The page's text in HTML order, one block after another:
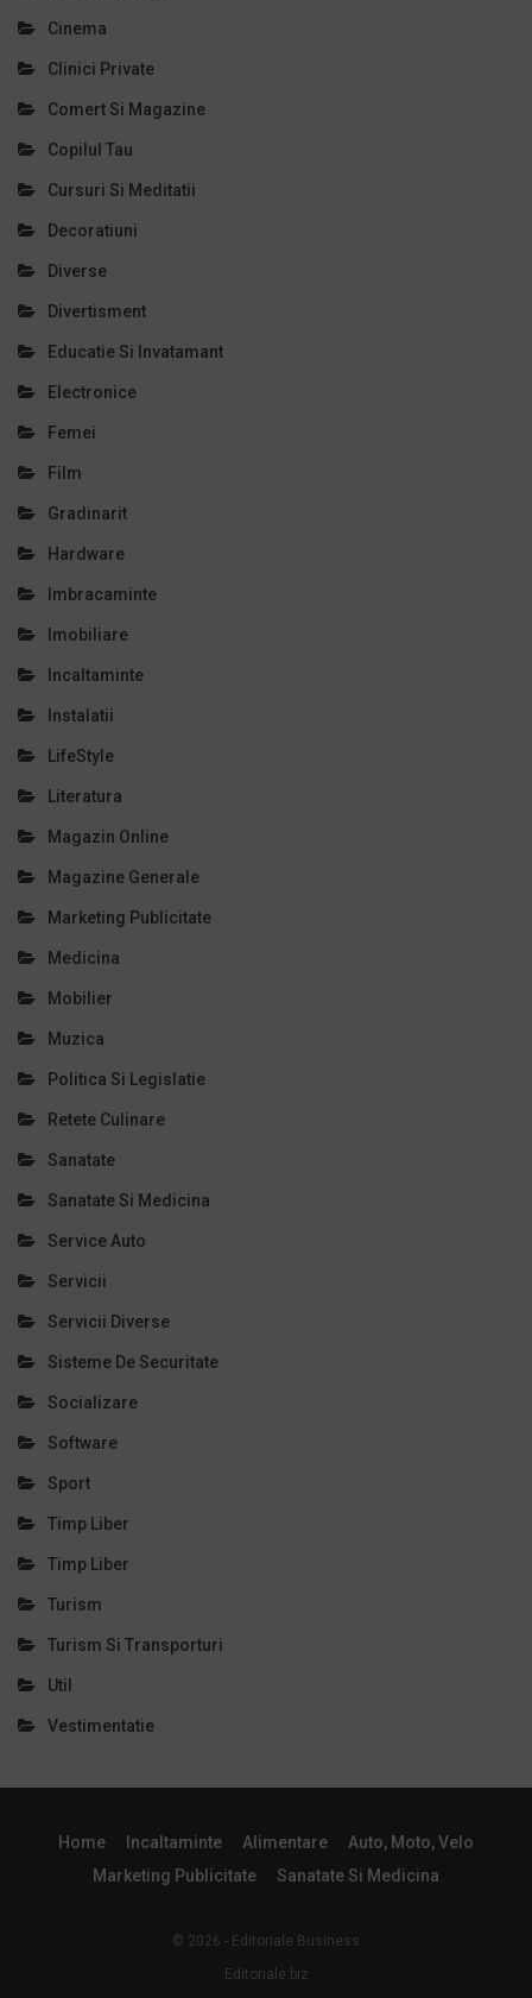
Cinema
Clinici Private
Comert Si Magazine
Copilul Tau
Cursuri Si Meditatii
Decoratiuni
Diverse
Divertisment
Educatie Si Invatamant
Electronice
Femei
Film
Gradinarit
Hardware
Imbracaminte
Imobiliare
Incaltaminte
Instalatii
LifeStyle
Literatura
Magazin Online
Magazine Generale
Marketing Publicitate
Medicina
Mobilier
Muzica
Politica Si Legislatie
Retete Culinare
Sanatate
Sanatate Si Medicina
Service Auto
Servicii
Servicii Diverse
Sisteme De Securitate
Socializare
Software
Sport
Timp Liber
Timp Liber
Turism
Turism Si Transporturi
Util
Vestimentatie
Home Incaltaminte Alimentare
Auto, Moto, Velo
Marketing Publicitate
Sanatate Si Medicina
© 2026 - Editoriale Business
Editoriale.biz